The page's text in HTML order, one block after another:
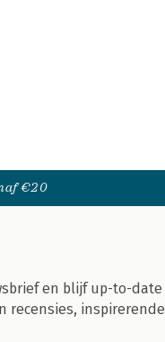
€20
en blijf up-to-date
recensies, inspirerende